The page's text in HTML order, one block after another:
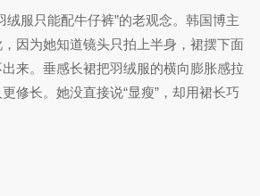
绒服只能配牛仔裤”的老观念。韩国博主
因为她知道镜头只拍上半身，裙摆下面
来。垂感长裙把羽绒服的横向膨胀感拉
修长。她没直接说“显瘦”，却用裙长巧